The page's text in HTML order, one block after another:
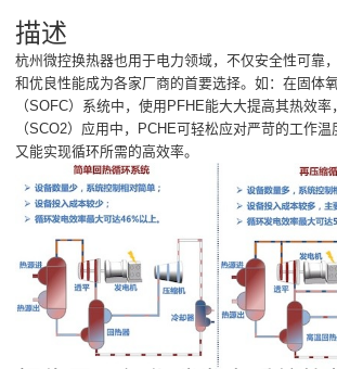
描述
杭州微控换热器也用于电力领域，不仅安全性可靠
和优良性能成为各家厂商的首要选择。如：在固体
（SOFC）系统中，使用PFHE能大大提高其热效
（SCO2）应用中，PCHE可轻松应对严苛的工作
又能实现循环所需的高效率。